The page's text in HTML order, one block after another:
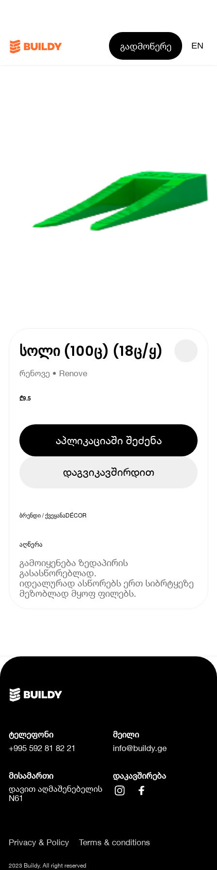
გადმოწერე EN
სოლი (100ც) (18ც/ყ)
რენოვე • Renove
₾9.5
აპლიკაციაში შეძენა
დაგვიკავშირდით
ბრენდი / ქვეყანაDÉCOR
აღწერა
გამოიყენება ზედაპირის
გასასწორებლად.
იდეალურად ასწორებს ერთ სიბრტყეზე
მეზობლად მყოფ ფილებს.
ტელეფონი
+995 592 81 82 21
მეილი
info@buildy.ge
მისამართი
დავით აღმაშენებელის
N61
დაკავშირება
Privacy & Policy Terms & conditions
2023 Buildy. All right reserved